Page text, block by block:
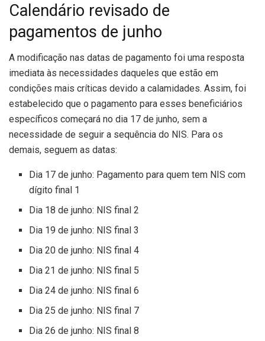
Calendário revisado de
pagamentos de junho
A modificação nas datas de pagamento foi uma resposta
imediata às necessidades daqueles que estão em
condições mais críticas devido a calamidades. Assim, foi
estabelecido que o pagamento para esses beneficiários
específicos começará no dia 17 de junho, sem a
necessidade de seguir a sequência do NIS. Para os
demais, seguem as datas:
Dia 17 de junho: Pagamento para quem tem NIS com
dígito final 1
Dia 18 de junho: NIS final 2
Dia 19 de junho: NIS final 3
Dia 20 de junho: NIS final 4
Dia 21 de junho: NIS final 5
Dia 24 de junho: NIS final 6
Dia 25 de junho: NIS final 7
Dia 26 de junho: NIS final 8